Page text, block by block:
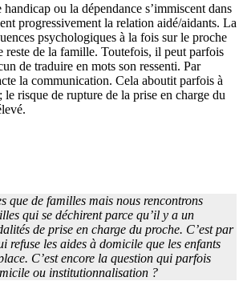
ou la dépendance s’immiscent dans
progressivement la relation aidé/aidants. La
psychologiques à la fois sur le proche
reste de la famille. Toutefois, il peut parfois
de traduire en mots son ressenti. Par
la communication. Cela aboutit parfois à
le risque de rupture de la prise en charge du
que de familles mais nous rencontrons
qui se déchirent parce qu’il y a un
de prise en charge du proche. C’est par
refuse les aides à domicile que les enfants
C’est encore la question qui parfois
ou institutionnalisation ?